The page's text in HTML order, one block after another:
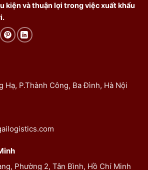
kiện và thuận lợi trong việc xuất khẩu
Hạ, P.Thành Công, Ba Đình, Hà Nội
Phường 2, Tân Bình, Hồ Chí Minh